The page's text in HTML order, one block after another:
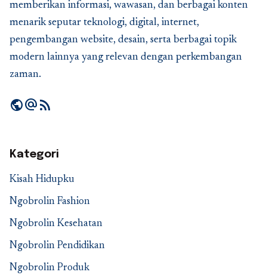
memberikan informasi, wawasan, dan berbagai konten
menarik seputar teknologi, digital, internet,
pengembangan website, desain, serta berbagai topik
modern lainnya yang relevan dengan perkembangan
zaman.
publicalternate_emailrss_feed
Kategori
Kisah Hidupku
Ngobrolin Fashion
Ngobrolin Kesehatan
Ngobrolin Pendidikan
Ngobrolin Produk